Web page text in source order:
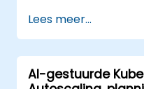
efficiënte
Het monitoren
status van
Het toepassen
Lees meer...
AI-gestuurde